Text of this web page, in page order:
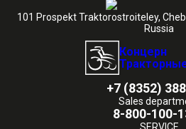
101 Prospekt Traktorostroiteley,
Russia
Концерн
+7 (8352)
Sales
8-800-100-
SERVICE